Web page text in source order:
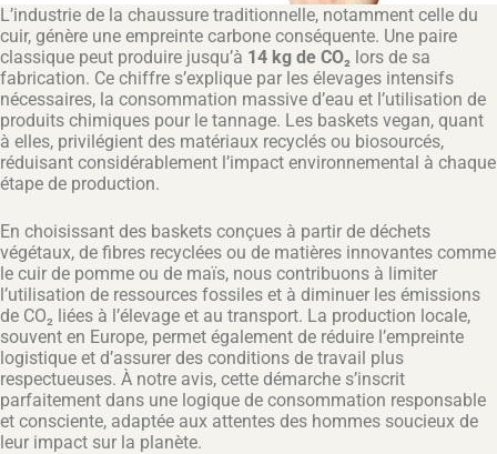
L’industrie de la chaussure traditionnelle, notamment celle du
cuir, génère une empreinte carbone conséquente. Une paire
classique peut produire jusqu’à 14 kg de CO₂ lors de sa
fabrication. Ce chiffre s’explique par les élevages intensifs
nécessaires, la consommation massive d’eau et l’utilisation de
produits chimiques pour le tannage. Les baskets vegan, quant
à elles, privilégient des matériaux recyclés ou biosourcés,
réduisant considérablement l’impact environnemental à chaque
étape de production.
En choisissant des baskets conçues à partir de déchets
végétaux, de fibres recyclées ou de matières innovantes comme
le cuir de pomme ou de maïs, nous contribuons à limiter
l’utilisation de ressources fossiles et à diminuer les émissions
de CO₂ liées à l’élevage et au transport. La production locale,
souvent en Europe, permet également de réduire l’empreinte
logistique et d’assurer des conditions de travail plus
respectueuses. À notre avis, cette démarche s’inscrit
parfaitement dans une logique de consommation responsable
et consciente, adaptée aux attentes des hommes soucieux de
leur impact sur la planète.